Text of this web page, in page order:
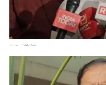
ರಾಜ್ಯ ಸುದ್ದಿಗಳು
ಕೇಂದ್ರ ಮಧ್ಯಸ್ಥಿಕೆ ವಹಿಸಿ
ಬೆಂಗಳೂರು : ಚಿನ್ನಸ್ವಾಮಿ ಸ್ಟೇಡಿಯಂ
ನ್ಯಾಯಮೂರ್ತಿ ಜಾನ್ ಮೈಕಲ್